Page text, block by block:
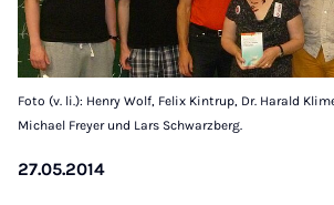
Foto (v. li.): Henry Wolf, Felix Kintrup, Dr. Harald
Michael Freyer und Lars Schwarzberg.
27.05.2014